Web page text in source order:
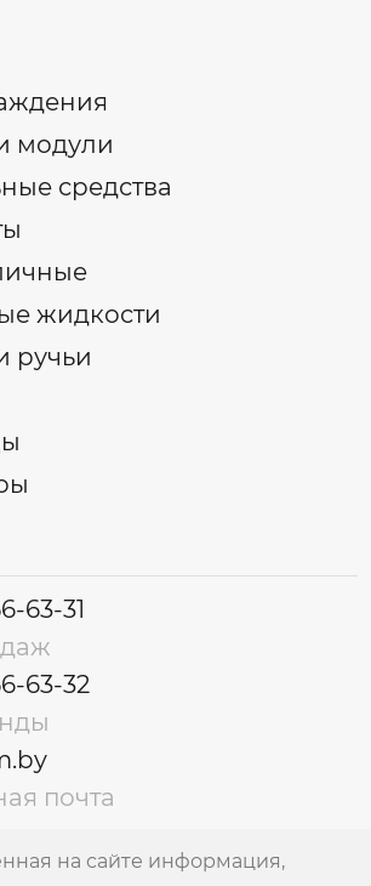
модули
средства
жидкости
ручьи
63-31
63-32
почта
на сайте информация,